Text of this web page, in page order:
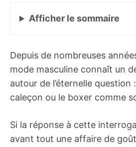
Afficher le sommaire
Depuis de nombreuses
mode masculine connaît un
autour de l’éternelle
caleçon ou le boxer comme
Si la réponse à cette
avant tout une affaire de